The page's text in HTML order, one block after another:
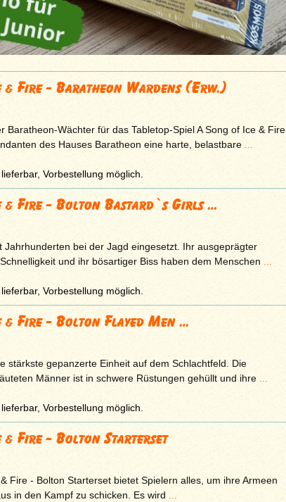
& Fire - Baratheon Wardens (Erw.)
Baratheon-Wächter für das Tabletop-Spiel A Song of Ice & Fire
des Hauses Baratheon eine harte, belastbare ...
Vorbestellung möglich.
& Fire - Bolton Bastard`s Girls …
Jahrhunderten bei der Jagd eingesetzt. Ihr ausgeprägter
und ihr bösartiger Biss haben dem Menschen ...
Vorbestellung möglich.
& Fire - Bolton Flayed Men …
stärkste gepanzerte Einheit auf dem Schlachtfeld. Die
Männer ist in schwere Rüstungen gehüllt und ihre ...
Vorbestellung möglich.
& Fire - Bolton Starterset
Fire - Bolton Starterset bietet Spielern alles, um ihre Armeen
in den Kampf zu schicken. Es wird ...